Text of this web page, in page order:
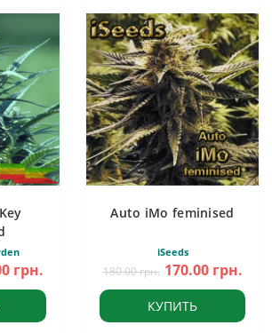
грн.
Auto iMo feminised
iSeeds
180.00 грн. 170.00 грн.
КУПИТЬ